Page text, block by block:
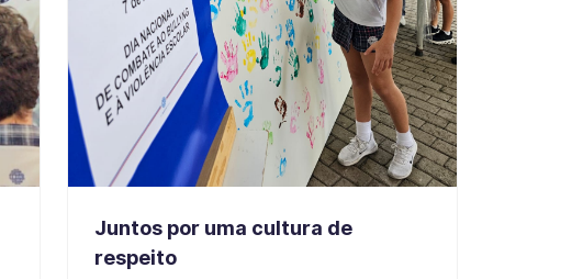
Juntos por uma cultura de
respeito